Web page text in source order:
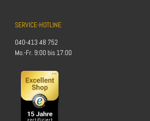
SERVICE-HOTLINE
040-413 48 752
Mo.-Fr. 9:00 bis 17:00